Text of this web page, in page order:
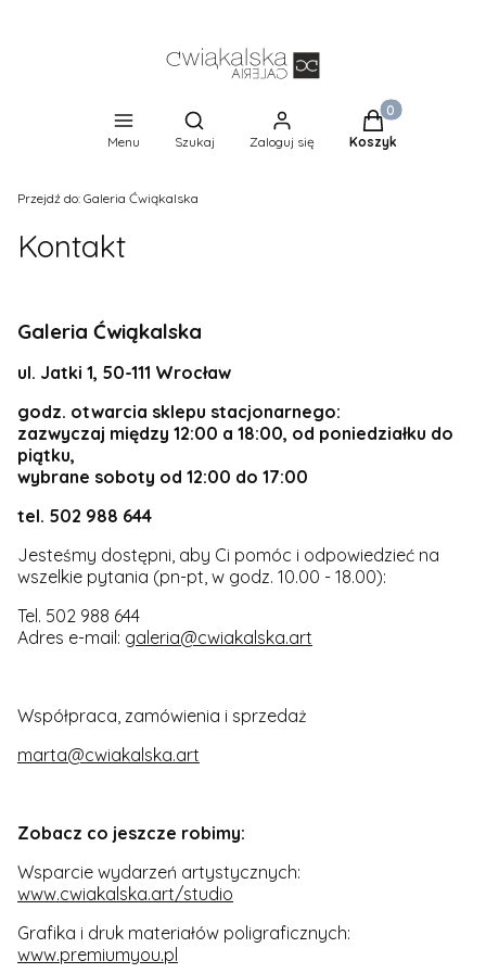
Menu
Otwórz wyszukiwarkę
Szukaj Zaloguj się
Produkty w
Koszyk
Przejdź do: Galeria Ćwiąkalska
Kontakt
Galeria Ćwiąkalska
ul. Jatki 1, 50-111 Wrocław
godz. otwarcia sklepu stacjonarnego:
zazwyczaj między 12:00 a 18:00, od poniedziałku do
piątku,
wybrane soboty od 12:00 do 17:00
tel. 502 988 644
Jesteśmy dostępni, aby Ci pomóc i odpowiedzieć na
wszelkie pytania (pn-pt, w godz. 10.00 - 18.00):
Tel. 502 988 644
Adres e-mail: galeria@cwiakalska.art
Współpraca, zamówienia i sprzedaż
marta@cwiakalska.art
Zobacz co jeszcze robimy:
Wsparcie wydarzeń artystycznych:
www.cwiakalska.art/studio
Grafika i druk materiałów poligraficznych:
www.premiumyou.pl